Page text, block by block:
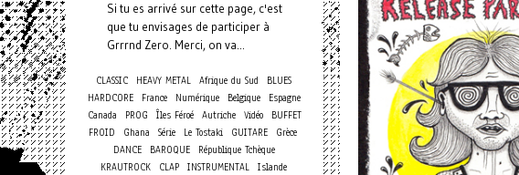
Si tu es arrivé sur cette page, c'est
que tu envisages de participer à
Grrrnd Zero. Merci, on va...
CLASSIC HEAVY METAL Afrique du Sud
BLUES
HARDCORE
France Numérique Belgique
Espagne
Canada
PROG Îles Féroé Autriche Vidéo
BUFFET
FROID
Ghana Série Le Tostaki GUITARE
Grèce
DANCE
BAROQUE
République Tchèque
KRAUTROCK
CLAP INSTRUMENTAL Islande